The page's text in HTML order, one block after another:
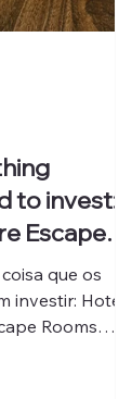
to invest:
Escape
que os
investir: Hotel
Rooms